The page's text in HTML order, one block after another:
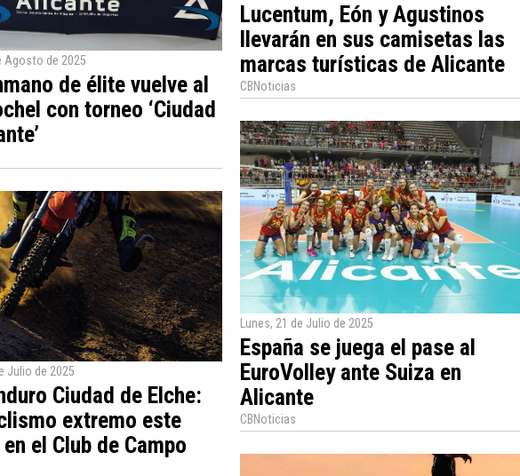
Agosto de 2025
de élite vuelve al
con torneo ‘Ciudad
Julio de 2025
Ciudad de Elche:
extremo este
el Club de Campo
Lucentum, Eón y Agustinos
llevarán en sus camisetas las
marcas turísticas de Alicante
CBNoticias
Lunes, 21 de Julio de 2025
España se juega el pase al
EuroVolley ante Suiza en
Alicante
CBNoticias